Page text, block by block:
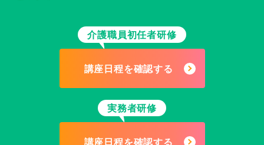
介護職員初任者研修
講座日程を確認する
実務者研修
講座日程を確認する